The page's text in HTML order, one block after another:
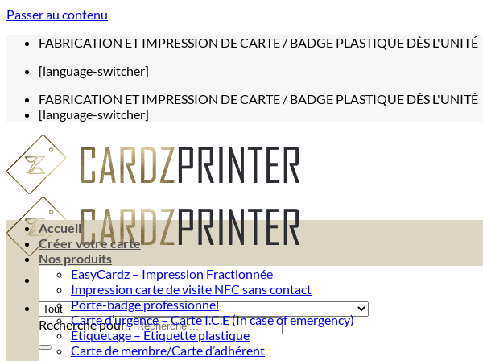
Passer au contenu
FABRICATION ET IMPRESSION DE CARTE / BADGE PLASTIQUE DÈS L'UNITÉ
[language-switcher]
FABRICATION ET IMPRESSION DE CARTE / BADGE PLASTIQUE DÈS L'UNITÉ
[language-switcher]
Recherche pour :
Accueil
Créer votre carte
Nos produits
EasyCardz – Impression Fractionnée
Impression carte de visite NFC sans contact
Porte-badge professionnel
Carte d’urgence – Carte I.C.E (In case of emergency)
Étiquetage – Étiquette plastique
Carte de membre/Carte d’adhérent